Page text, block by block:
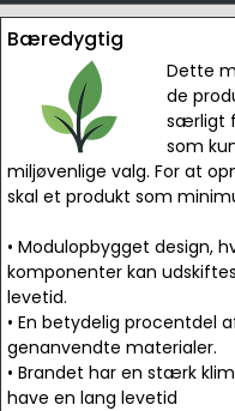
Bæredygtig
Dette
de
særligt
som
miljøvenlige valg. For at
skal et produkt som
• Modulopbygget design,
komponenter kan
levetid.
• En betydelig procentdel
genanvendte materialer.
• Brandet har en stærk
have en lang levetid